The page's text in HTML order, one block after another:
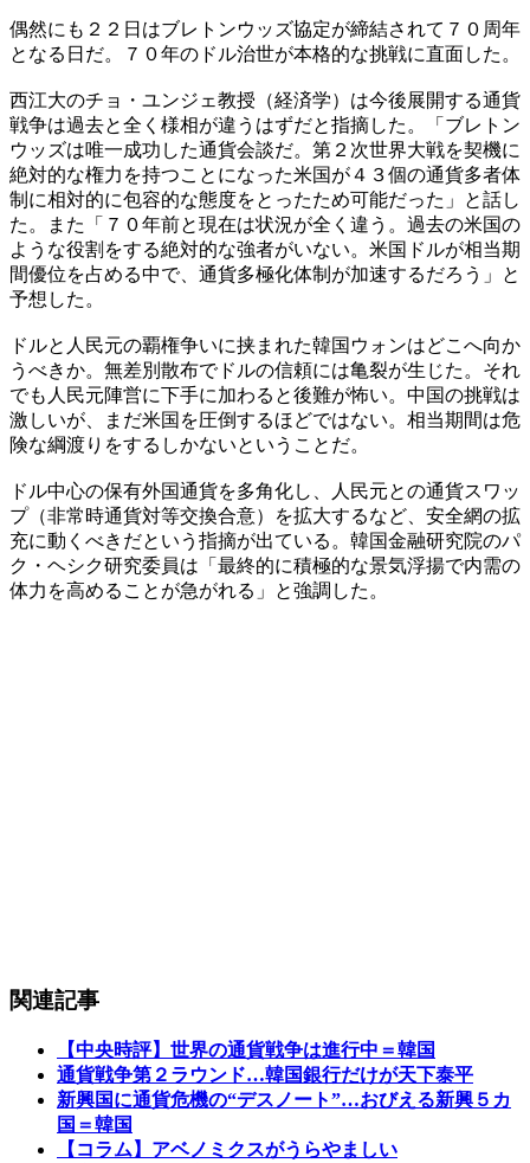
偶然にも２２日はブレトンウッズ協定が締結されて７０周年
となる日だ。７０年のドル治世が本格的な挑戦に直面した。
西江大のチョ・ユンジェ教授（経済学）は今後展開する通貨
戦争は過去と全く様相が違うはずだと指摘した。「ブレトン
ウッズは唯一成功した通貨会談だ。第２次世界大戦を契機に
絶対的な権力を持つことになった米国が４３個の通貨多者体
制に相対的に包容的な態度をとったため可能だった」と話し
た。また「７０年前と現在は状況が全く違う。過去の米国の
ような役割をする絶対的な強者がいない。米国ドルが相当期
間優位を占める中で、通貨多極化体制が加速するだろう」と
予想した。
ドルと人民元の覇権争いに挟まれた韓国ウォンはどこへ向か
うべきか。無差別散布でドルの信頼には亀裂が生じた。それ
でも人民元陣営に下手に加わると後難が怖い。中国の挑戦は
激しいが、まだ米国を圧倒するほどではない。相当期間は危
険な綱渡りをするしかないということだ。
ドル中心の保有外国通貨を多角化し、人民元との通貨スワッ
プ（非常時通貨対等交換合意）を拡大するなど、安全網の拡
充に動くべきだという指摘が出ている。韓国金融研究院のパ
ク・ヘシク研究委員は「最終的に積極的な景気浮揚で内需の
体力を高めることが急がれる」と強調した。
関連記事
【中央時評】世界の通貨戦争は進行中＝韓国
通貨戦争第２ラウンド…韓国銀行だけが天下泰平
新興国に通貨危機の“デスノート”…おびえる新興５カ
国＝韓国
【コラム】アベノミクスがうらやましい